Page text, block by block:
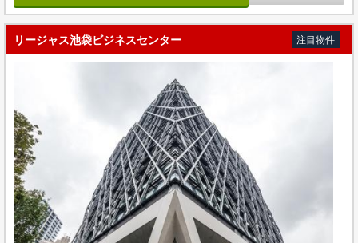
リージャス池袋ビジネスセンター 注目物件